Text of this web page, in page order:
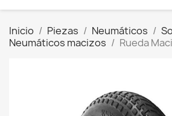
Inicio Piezas Neumáticos
Neumáticos macizos
Rueda